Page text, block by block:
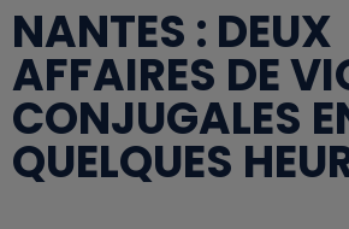
NANTES : DEUX
AFFAIRES DE
CONJUGALES
QUELQUES